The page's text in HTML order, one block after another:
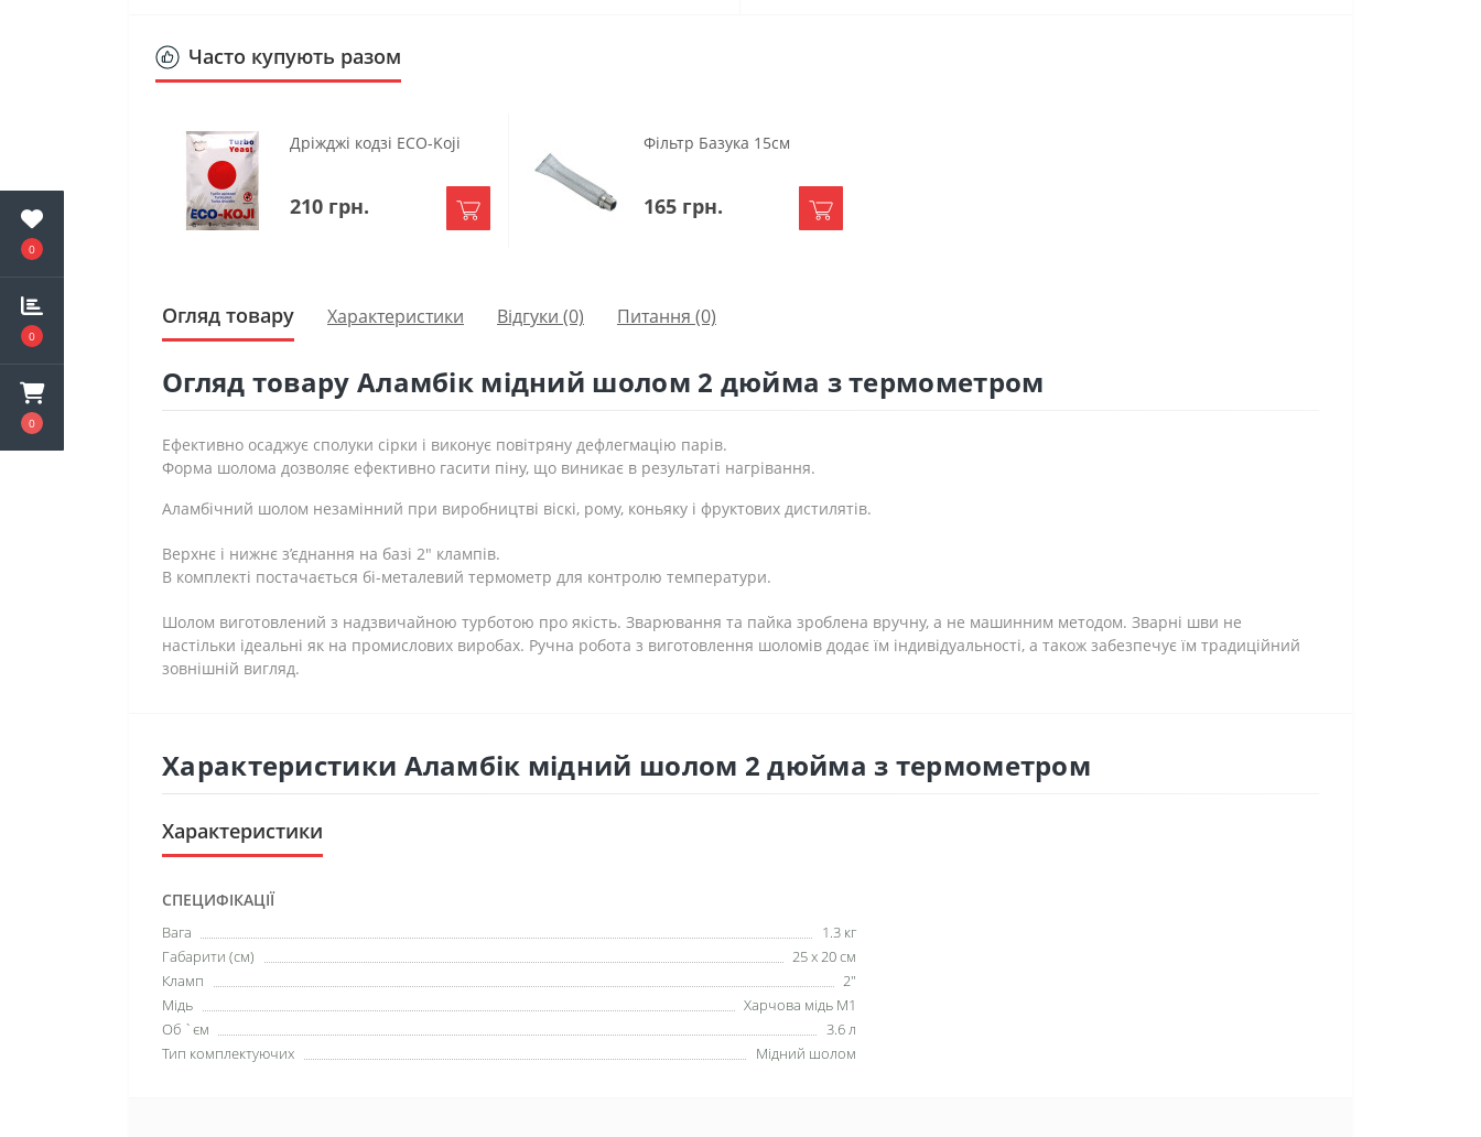
0
0
0
Часто купують разом
Дріжджі кодзі ECO-Koji
210 грн.
Фільтр Базука 15см
165 грн.
Огляд товару Характеристики Відгуки (0) Питання (0)
Огляд товару Аламбік мідний шолом 2 дюйма з термометром
Ефективно осаджує сполуки сірки і виконує повітряну дефлегмацію парів.
Форма шолома дозволяє ефективно гасити піну, що виникає в результаті нагрівання.
Аламбічний шолом незамінний при виробництві віскі, рому, коньяку і фруктових дистилятів.
Верхнє і нижнє з’єднання на базі 2″ клампів.
В комплекті постачається бі-металевий термометр для контролю температури.
Шолом виготовлений з надзвичайною турботою про якість. Зварювання та пайка зроблена вручну, а не машинним методом. Зварні шви не
настільки ідеальні як на промислових виробах. Ручна робота з виготовлення шоломів додає їм індивідуальності, а також забезпечує їм традиційний
зовнішній вигляд.
Характеристики Аламбік мідний шолом 2 дюйма з термометром
Характеристики
СПЕЦИФІКАЦІЇ
Вага
1.3 кг
Габарити (см)
25 x 20 см
Кламп
2"
Мідь
Харчова мідь М1
Об `єм
3.6 л
Тип комплектуючих
Мідний шолом